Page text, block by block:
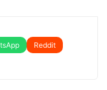
Reddit